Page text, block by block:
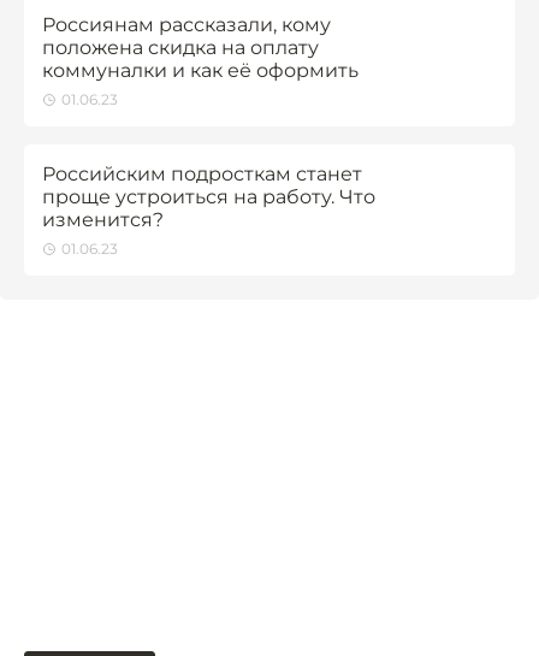
Россиянам рассказали, кому
положена скидка на оплату
коммуналки и как её оформить
01.06.23
Российским подросткам станет
проще устроиться на работу. Что
изменится?
01.06.23